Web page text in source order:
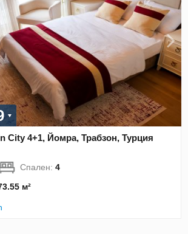
City 4+1, Йомра, Трабзон, Турция
Спален:4
м²